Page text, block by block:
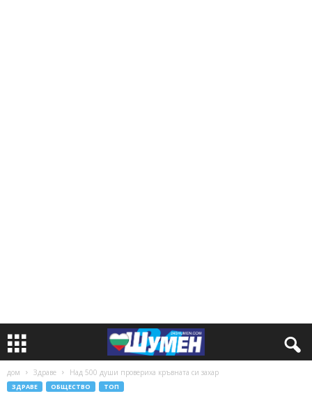
дом Здраве Над 500 души провериха кръвната си захар
ЗДРАВЕ ОБЩЕСТВО ТОП